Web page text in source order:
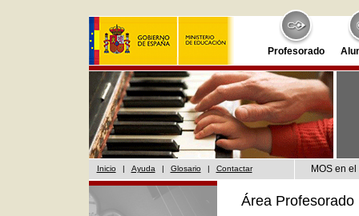
Profesorado
Inicio | Ayuda | Glosario | Contactar MOS en
Área